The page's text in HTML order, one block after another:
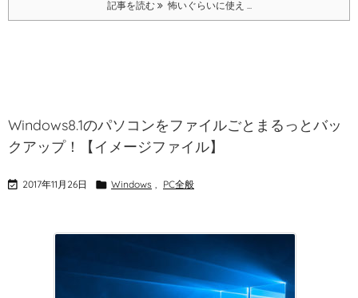
記事を読む 怖いぐらいに使え ...
Windows8.1のパソコンをファイルごとまるっとバッ
クアップ！【イメージファイル】
 2017年11月26日  Windows , PC全般